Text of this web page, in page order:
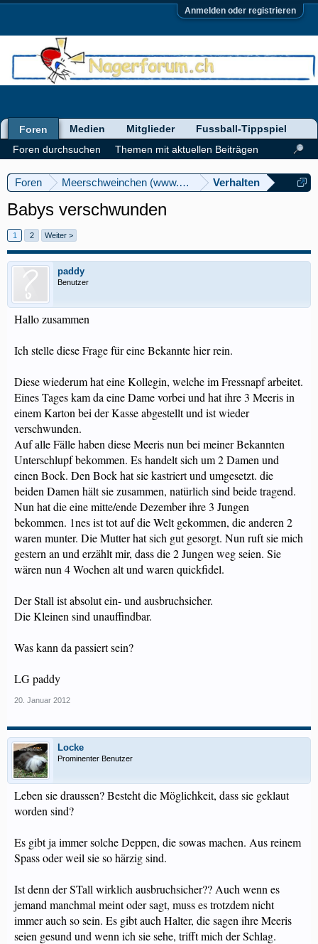
Anmelden oder registrieren
Foren Meerschweinchen (www.meerschweinforum.ch)
Verhalten
Babys verschwunden
1 2 Weiter >
paddy
Benutzer
Hallo zusammen
Ich stelle diese Frage für eine Bekannte hier rein.
Diese wiederum hat eine Kollegin, welche im Fressnapf arbeitet.
Eines Tages kam da eine Dame vorbei und hat ihre 3 Meeris in
einem Karton bei der Kasse abgestellt und ist wieder
verschwunden.
Auf alle Fälle haben diese Meeris nun bei meiner Bekannten
Unterschlupf bekommen. Es handelt sich um 2 Damen und
einen Bock. Den Bock hat sie kastriert und umgesetzt. die
beiden Damen hält sie zusammen, natürlich sind beide tragend.
Nun hat die eine mitte/ende Dezember ihre 3 Jungen
bekommen. 1nes ist tot auf die Welt gekommen, die anderen 2
waren munter. Die Mutter hat sich gut gesorgt. Nun ruft sie mich
gestern an und erzählt mir, dass die 2 Jungen weg seien. Sie
wären nun 4 Wochen alt und waren quickfidel.
Der Stall ist absolut ein- und ausbruchsicher.
Die Kleinen sind unauffindbar.
Was kann da passiert sein?
LG paddy
20. Januar 2012
Locke
Prominenter Benutzer
Leben sie draussen? Besteht die Möglichkeit, dass sie geklaut
worden sind?
Es gibt ja immer solche Deppen, die sowas machen. Aus reinem
Spass oder weil sie so härzig sind.
Ist denn der STall wirklich ausbruchsicher?? Auch wenn es
jemand manchmal meint oder sagt, muss es trotzdem nicht
immer auch so sein. Es gibt auch Halter, die sagen ihre Meeris
seien gesund und wenn ich sie sehe, trifft mich der Schlag.
Foren
Foren durchsuchen
Themen mit aktuellen Beiträgen
Medien Mitglieder Fussball-Tippspiel